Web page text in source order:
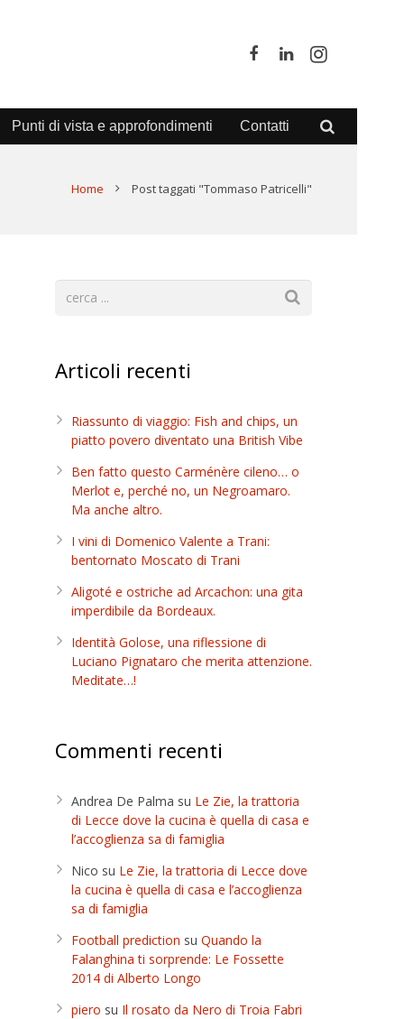
Punti di vista e approfondimenti Contatti
Home Post taggati "Tommaso Patricelli"
Articoli recenti
Riassunto di viaggio: Fish and chips, un
piatto povero diventato una British Vibe
Ben fatto questo Carménère cileno… o
Merlot e, perché no, un Negroamaro.
Ma anche altro.
I vini di Domenico Valente a Trani:
bentornato Moscato di Trani
Aligoté e ostriche ad Arcachon: una gita
imperdibile da Bordeaux.
Identità Golose, una riflessione di
Luciano Pignataro che merita attenzione.
Meditate…!
Commenti recenti
Andrea De Palma su Le Zie, la trattoria
di Lecce dove la cucina è quella di casa e
l’accoglienza sa di famiglia
Nico su Le Zie, la trattoria di Lecce dove
la cucina è quella di casa e l’accoglienza
sa di famiglia
Football prediction su Quando la
Falanghina ti sorprende: Le Fossette
2014 di Alberto Longo
piero su Il rosato da Nero di Troia Fabri